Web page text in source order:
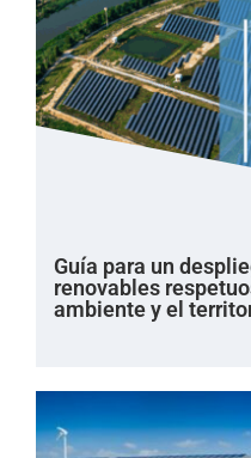
Guía para un
renovables
ambiente y el